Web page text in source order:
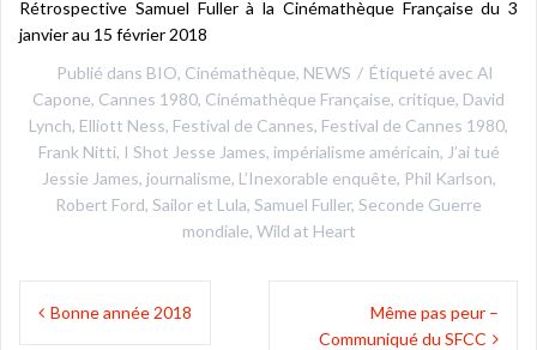
Rétrospective Samuel Fuller à la Cinémathèque Française du 3
janvier au 15 février 2018
Publié dans BIO, Cinémathèque, NEWS Étiqueté avec Al
Capone, Cannes 1980, Cinémathèque Française, critique, David
Lynch, Elliott Ness, Festival de Cannes, Festival de Cannes 1980,
Frank Nitti, I Shot Jesse James, impérialisme américain, J’ai tué
Jessie James, journalisme, L’Inexorable enquête, Phil Karlson,
Robert Ford, Sailor et Lula, Samuel Fuller, Seconde Guerre
mondiale, Wild at Heart
Navigation
Bonne année 2018
Même pas peur –
Communiqué du SFCC